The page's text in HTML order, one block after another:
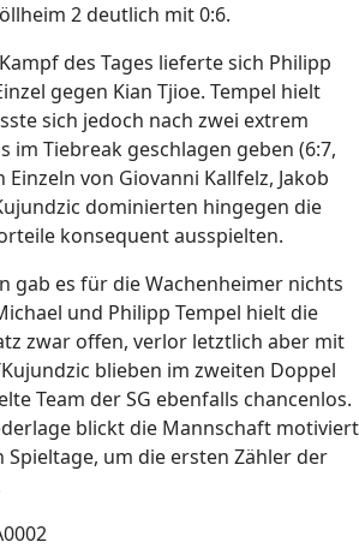
2 deutlich mit 0:6.
des Tages lieferte sich Philipp
gegen Kian Tjioe. Tempel hielt
sich jedoch nach zwei extrem
im Tiebreak geschlagen geben (6:7,
von Giovanni Kallfelz, Jakob
dominierten hingegen die
konsequent ausspielten.
gab es für die Wachenheimer nichts
und Philipp Tempel hielt die
zwar offen, verlor letztlich aber mit
blieben im zweiten Doppel
Team der SG ebenfalls chancenlos.
blickt die Mannschaft motiviert
um die ersten Zähler der